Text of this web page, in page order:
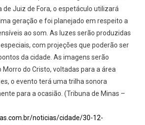
Juiz de Fora, o espetáculo utilizará
geração e foi planejado em respeito a
ao som. As luzes serão produzidas
com projeções que poderão ser
da cidade. As imagens serão
do Cristo, voltadas para a área
o evento terá uma trilha sonora
para a ocasião. (Tribuna de Minas –
noticias/cidade/30-12-